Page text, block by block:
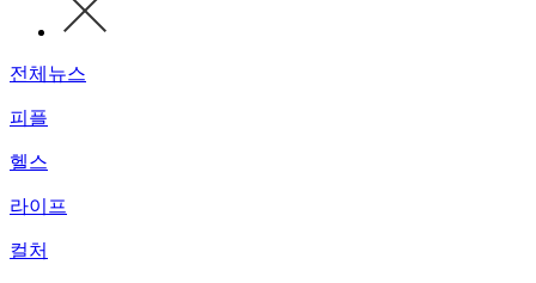
전체뉴스
피플
헬스
라이프
컬처